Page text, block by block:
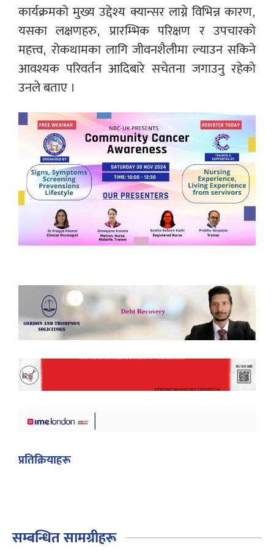
कार्यक्रमको मुख्य उद्देश्य क्यान्सर लाग्ने विभिन्न कारण,
यसका लक्षणहरु, प्रारम्भिक परिक्षण र उपचारको
महत्त्व, रोकथामका लागि जीवनशैलीमा ल्याउन सकिने
आवश्यक परिवर्तन आदिबारे सचेतना जगाउनु रहेको
उनले बताए ।
प्रतिक्रियाहरू
सम्बन्धित सामग्रीहरू